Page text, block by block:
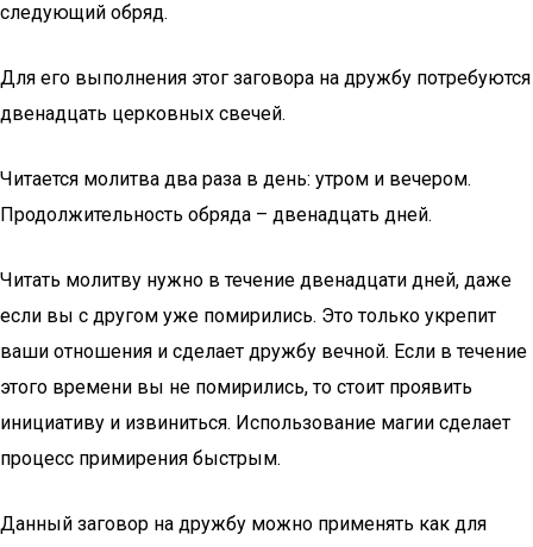
следующий обряд.
Для его выполнения этог заговора на дружбу потребуются
двенадцать церковных свечей.
Читается молитва два раза в день: утром и вечером.
Продолжительность обряда – двенадцать дней.
Читать молитву нужно в течение двенадцати дней, даже
если вы с другом уже помирились. Это только укрепит
ваши отношения и сделает дружбу вечной. Если в течение
этого времени вы не помирились, то стоит проявить
инициативу и извиниться. Использование магии сделает
процесс примирения быстрым.
Данный заговор на дружбу можно применять как для